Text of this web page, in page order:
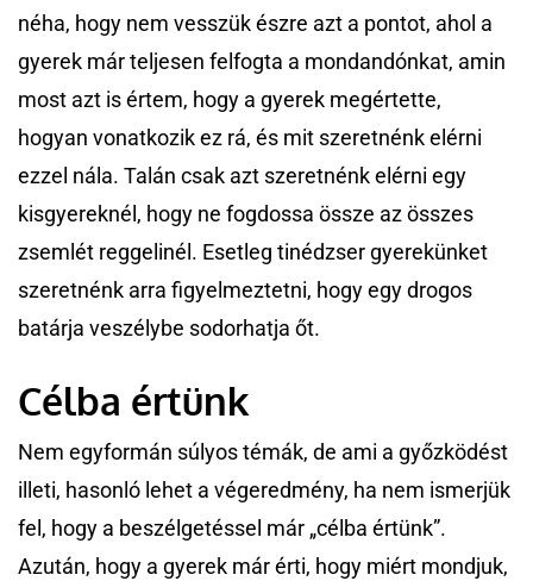
néha, hogy nem vesszük észre azt a pontot, ahol a
gyerek már teljesen felfogta a mondandónkat, amin
most azt is értem, hogy a gyerek megértette,
hogyan vonatkozik ez rá, és mit szeretnénk elérni
ezzel nála. Talán csak azt szeretnénk elérni egy
kisgyereknél, hogy ne fogdossa össze az összes
zsemlét reggelinél. Esetleg tinédzser gyerekünket
szeretnénk arra figyelmeztetni, hogy egy drogos
batárja veszélybe sodorhatja őt.
Célba értünk
Nem egyformán súlyos témák, de ami a győzködést
illeti, hasonló lehet a végeredmény, ha nem ismerjük
fel, hogy a beszélgetéssel már „célba értünk”.
Azután, hogy a gyerek már érti, hogy miért mondjuk,